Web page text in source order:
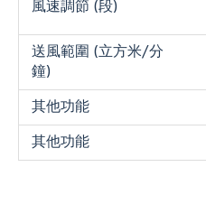
風速調節 (段)
送風範圍 (立方米/分
鐘)
其他功能
其他功能